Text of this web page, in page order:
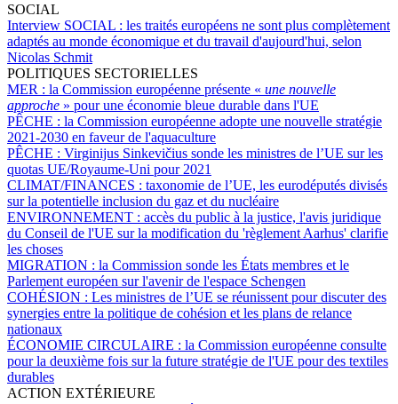
SOCIAL
Interview SOCIAL : les traités européens ne sont plus complètement
adaptés au monde économique et du travail d'aujourd'hui, selon
Nicolas Schmit
POLITIQUES SECTORIELLES
MER : la Commission européenne présente « une nouvelle
approche » pour une économie bleue durable dans l'UE
PÊCHE : la Commission européenne adopte une nouvelle stratégie
2021-2030 en faveur de l'aquaculture
PÊCHE : Virginijus Sinkevičius sonde les ministres de l’UE sur les
quotas UE/Royaume-Uni pour 2021
CLIMAT/FINANCES : taxonomie de l’UE, les eurodéputés divisés
sur la potentielle inclusion du gaz et du nucléaire
ENVIRONNEMENT : accès du public à la justice, l'avis juridique
du Conseil de l'UE sur la modification du 'règlement Aarhus' clarifie
les choses
MIGRATION : la Commission sonde les États membres et le
Parlement européen sur l'avenir de l'espace Schengen
COHÉSION : Les ministres de l’UE se réunissent pour discuter des
synergies entre la politique de cohésion et les plans de relance
nationaux
ÉCONOMIE CIRCULAIRE : la Commission européenne consulte
pour la deuxième fois sur la future stratégie de l'UE pour des textiles
durables
ACTION EXTÉRIEURE